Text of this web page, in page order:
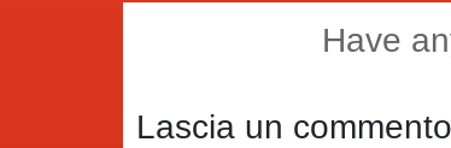
Have
Lascia un commento